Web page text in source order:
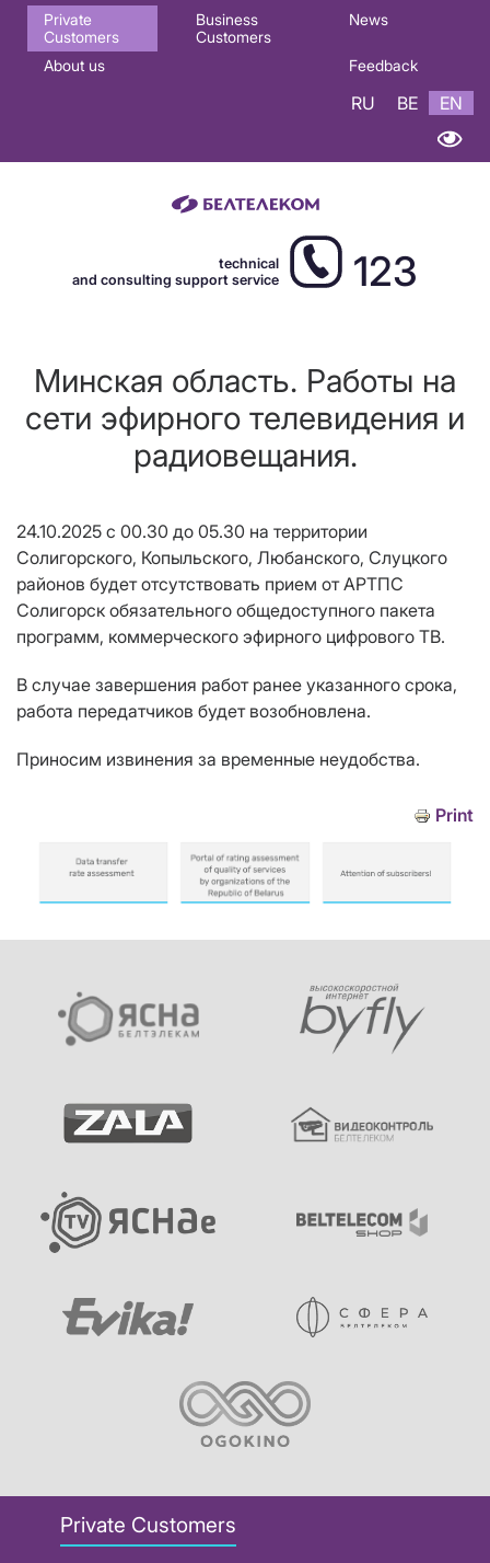
Основная
навигация
Private
Customers
Business
Customers
News
About us Feedback
RU BE EN
technical
and consulting support service
123
Минская область. Работы на
сети эфирного телевидения и
радиовещания.
24.10.2025 с 00.30 до 05.30 на территории
Солигорского, Копыльского, Любанского, Слуцкого
районов будет отсутствовать прием от АРТПС
Солигорск обязательного общедоступного пакета
программ, коммерческого эфирного цифрового ТВ.
В случае завершения работ ранее указанного срока,
работа передатчиков будет возобновлена.
Приносим извинения за временные неудобства.
Print
Private Customers